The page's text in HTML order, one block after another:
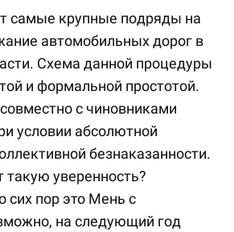
самые крупные подряды на
автомобильных дорог в
Схема данной процедуры
и формальной простотой.
с чиновниками
условии абсолютной
безнаказанности.
такую уверенность?
сих пор это Мень с
на следующий год